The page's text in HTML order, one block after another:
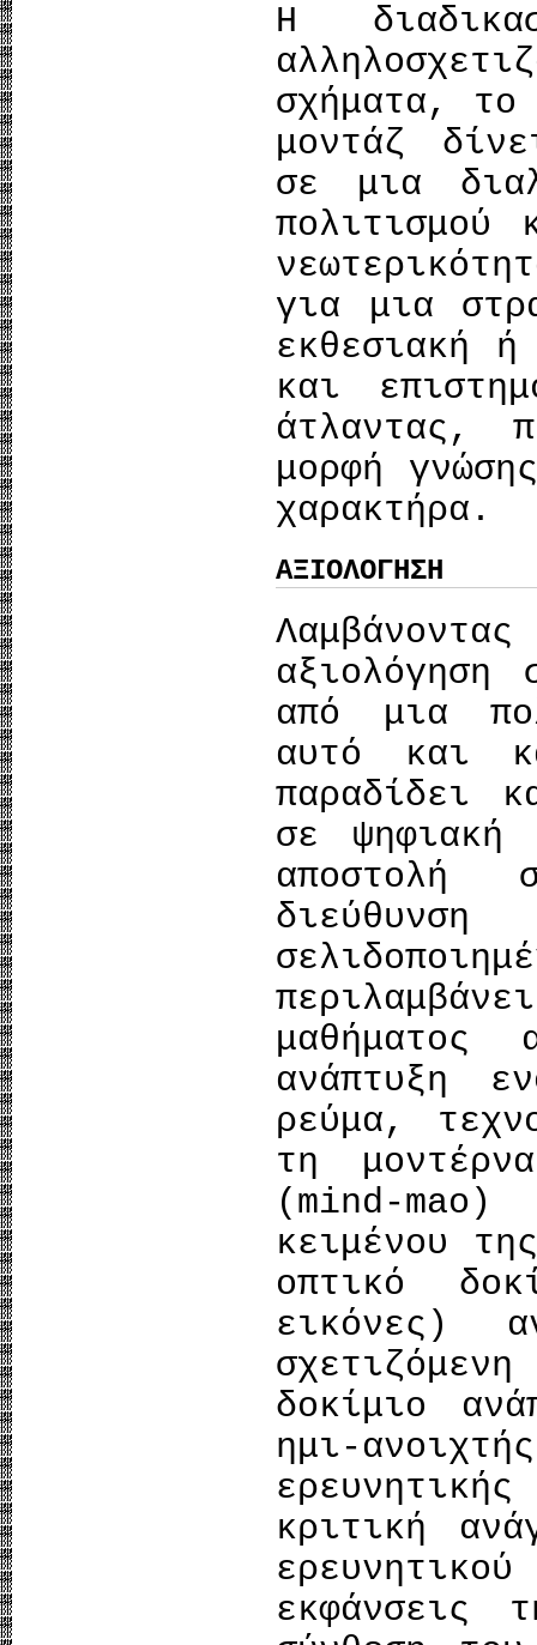
Η
σχήματα, το
μοντάζ
σε μια
πολιτισμού
για μια
εκθεσιακή ή
και
άτλαντας,
μορφή
χαρακτήρα.
ΑΞΙΟΛΟΓΗΣΗ
αξιολόγηση
από μια
αυτό και
παραδίδει
σε ψηφιακή
αποστολή
ανάπτυξη
ρεύμα,
τη
(mind-mao)
κειμένου
οπτικό
εικόνες)
δοκίμιο
ημι-
κριτική